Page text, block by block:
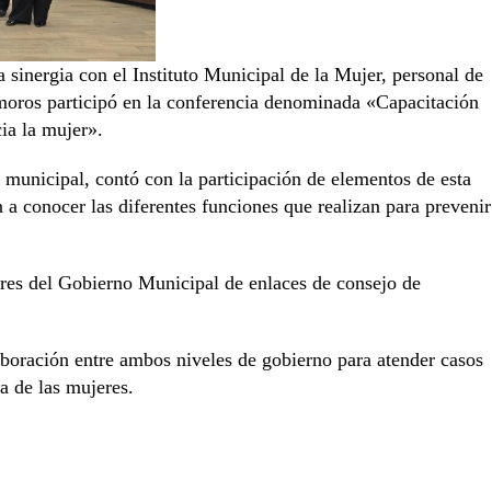
sinergia con el Instituto Municipal de la Mujer, personal de
participó en la conferencia denominada «Capacitación
la mujer».
contó con la participación de elementos de esta
conocer las diferentes funciones que realizan para prevenir
del Gobierno Municipal de enlaces de consejo de
entre ambos niveles de gobierno para atender casos
de las mujeres.